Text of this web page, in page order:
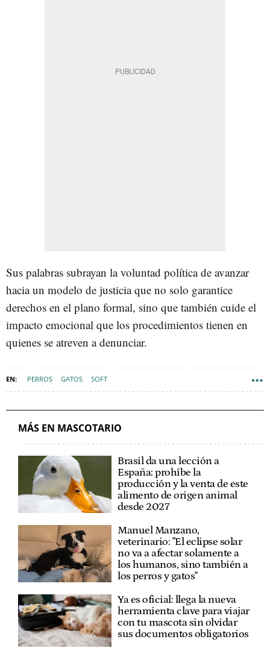
Sus palabras subrayan la voluntad política de avanzar
hacia un modelo de justicia que no solo garantice
derechos en el plano formal, sino que también cuide el
impacto emocional que los procedimientos tienen en
quienes se atreven a denunciar.
PERROS GATOS SOFT
MÁS EN MASCOTARIO
Brasil da una lección a
España: prohíbe la
producción y la venta de este
alimento de origen animal
desde 2027
Manuel Manzano,
veterinario: "El eclipse solar
no va a afectar solamente a
los humanos, sino también a
los perros y gatos"
Ya es oficial: llega la nueva
herramienta clave para viajar
con tu mascota sin olvidar
sus documentos obligatorios